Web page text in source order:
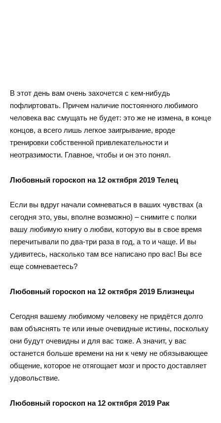
В этот день вам очень захочется с кем-нибудь
пофлиртовать. Причем наличие постоянного любимого
человека вас смущать не будет: это же не измена, в конце
концов, а всего лишь легкое заигрывание, вроде
тренировки собственной привлекательности и
неотразимости. Главное, чтобы и он это понял.
Любовный гороскоп на 12 октября 2019 Телец
Если вы вдруг начали сомневаться в ваших чувствах (а
сегодня это, увы, вполне возможно) – снимите с полки
вашу любимую книгу о любви, которую вы в свое время
перечитывали по два-три раза в год, а то и чаще. И вы
удивитесь, насколько там все написано про вас! Вы все
еще сомневаетесь?
Любовный гороскоп на 12 октября 2019 Близнецы
Сегодня вашему любимому человеку не придётся долго
вам объяснять те или иные очевидные истины, поскольку
они будут очевидны и для вас тоже. А значит, у вас
останется больше времени на ни к чему не обязывающее
общение, которое не отягощает мозг и просто доставляет
удовольствие.
Любовный гороскоп на 12 октября 2019 Рак